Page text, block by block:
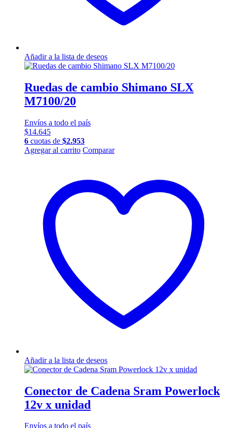
Añadir a la lista de deseos
Ruedas de cambio Shimano SLX
M7100/20
Envíos a todo el país
$14.645
6 cuotas de $2.953
Agregar al carrito Comparar
Añadir a la lista de deseos
Conector de Cadena Sram Powerlock
12v x unidad
Envíos a todo el país